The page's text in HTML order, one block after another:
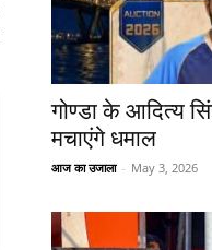
गोण्डा के आदित्य
मचाएंगे धमाल
आज का उजाला - May 3, 2026